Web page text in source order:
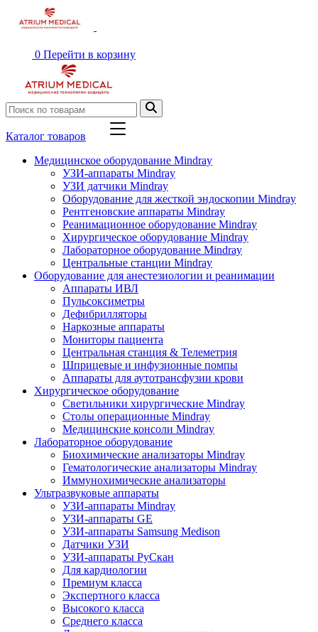
0 Перейти в корзину
Каталог товаров
Медицинское оборудование Mindray
УЗИ-аппараты Mindray
УЗИ датчики Mindray
Оборудование для жесткой эндоскопии Mindray
Рентгеновские аппараты Mindray
Реанимационное оборудование Mindray
Хирургическое оборудование Mindray
Лабораторное оборудование Mindray
Центральные станции Mindray
Оборудование для анестезиологии и реанимации
Аппараты ИВЛ
Пульсоксиметры
Дефибрилляторы
Наркозные аппараты
Мониторы пациента
Центральная станция & Телеметрия
Шприцевые и инфузионные помпы
Аппараты для аутотрансфузии крови
Хирургическое оборудование
Светильники хирургические Mindray
Столы операционные Mindray
Медицинские консоли Mindray
Лабораторное оборудование
Биохимические анализаторы Mindray
Гематологические анализаторы Mindray
Иммунохимические анализаторы
Ультразвуковые аппараты
УЗИ-аппараты Mindray
УЗИ-аппараты GE
УЗИ-аппараты Samsung Medison
Датчики УЗИ
УЗИ-аппараты РуСкан
Для кардиологии
Премиум класса
Экспертного класса
Высокого класса
Среднего класса